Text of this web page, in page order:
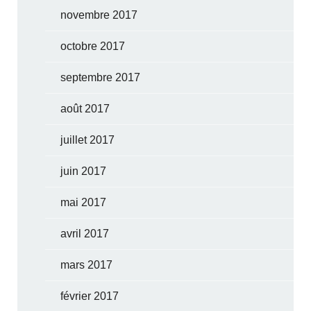
novembre 2017
octobre 2017
septembre 2017
août 2017
juillet 2017
juin 2017
mai 2017
avril 2017
mars 2017
février 2017